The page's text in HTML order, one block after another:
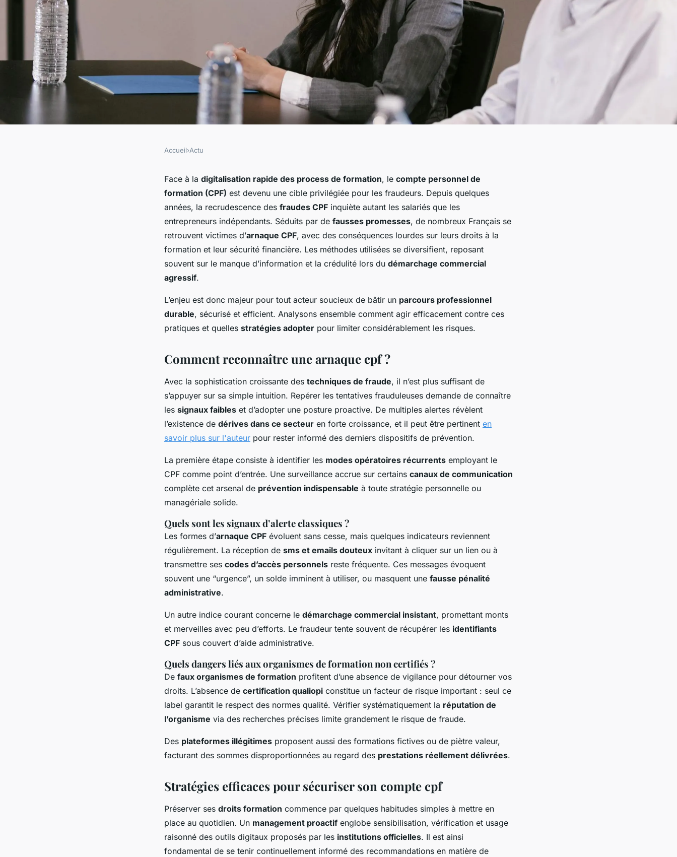
Éviter les arnaques au compte
formation cpf : stratégies concrètes et
vigilance digitale
Accueil›Actu
Face à la digitalisation rapide des process de formation, le compte personnel de
formation (CPF) est devenu une cible privilégiée pour les fraudeurs. Depuis quelques
années, la recrudescence des fraudes CPF inquiète autant les salariés que les
entrepreneurs indépendants. Séduits par de fausses promesses, de nombreux Français se
retrouvent victimes d’arnaque CPF, avec des conséquences lourdes sur leurs droits à la
formation et leur sécurité financière. Les méthodes utilisées se diversifient, reposant
souvent sur le manque d’information et la crédulité lors du démarchage commercial
agressif.
L’enjeu est donc majeur pour tout acteur soucieux de bâtir un parcours professionnel
durable, sécurisé et efficient. Analysons ensemble comment agir efficacement contre ces
pratiques et quelles stratégies adopter pour limiter considérablement les risques.
Comment reconnaître une arnaque cpf ?
Avec la sophistication croissante des techniques de fraude, il n’est plus suffisant de
s’appuyer sur sa simple intuition. Repérer les tentatives frauduleuses demande de connaître
les signaux faibles et d’adopter une posture proactive. De multiples alertes révèlent
l’existence de dérives dans ce secteur en forte croissance, et il peut être pertinent en
savoir plus sur l'auteur pour rester informé des derniers dispositifs de prévention.
La première étape consiste à identifier les modes opératoires récurrents employant le
CPF comme point d’entrée. Une surveillance accrue sur certains canaux de communication
complète cet arsenal de prévention indispensable à toute stratégie personnelle ou
managériale solide.
Quels sont les signaux d’alerte classiques ?
Les formes d’arnaque CPF évoluent sans cesse, mais quelques indicateurs reviennent
régulièrement. La réception de sms et emails douteux invitant à cliquer sur un lien ou à
transmettre ses codes d’accès personnels reste fréquente. Ces messages évoquent
souvent une “urgence”, un solde imminent à utiliser, ou masquent une fausse pénalité
administrative.
Un autre indice courant concerne le démarchage commercial insistant, promettant monts
et merveilles avec peu d’efforts. Le fraudeur tente souvent de récupérer les identifiants
CPF sous couvert d’aide administrative.
Quels dangers liés aux organismes de formation non certifiés ?
De faux organismes de formation profitent d’une absence de vigilance pour détourner vos
droits. L’absence de certification qualiopi constitue un facteur de risque important : seul ce
label garantit le respect des normes qualité. Vérifier systématiquement la réputation de
l’organisme via des recherches précises limite grandement le risque de fraude.
Des plateformes illégitimes proposent aussi des formations fictives ou de piètre valeur,
facturant des sommes disproportionnées au regard des prestations réellement délivrées.
Stratégies efficaces pour sécuriser son compte cpf
Préserver ses droits formation commence par quelques habitudes simples à mettre en
place au quotidien. Un management proactifenglobe sensibilisation, vérification et usage
raisonné des outils digitaux proposés par les institutions officielles. Il est ainsi
fondamental de se tenir continuellement informé des recommandations en matière de